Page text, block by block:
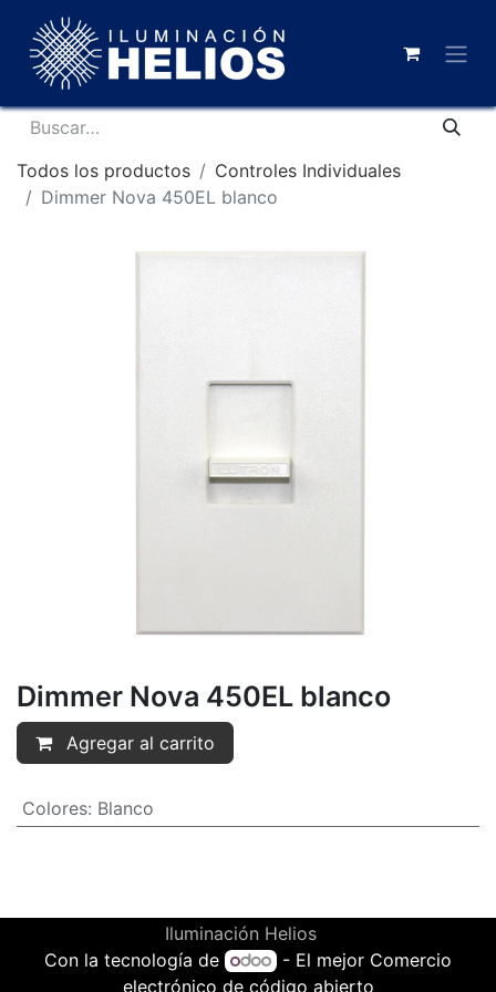
Todos los productos
Controles Individuales
Dimmer Nova 450EL blanco
Dimmer Nova 450EL blanco
Agregar al carrito
Colores: Blanco
Iluminación Helios
Con la tecnología de
- El mejor Comercio
electrónico de código abierto